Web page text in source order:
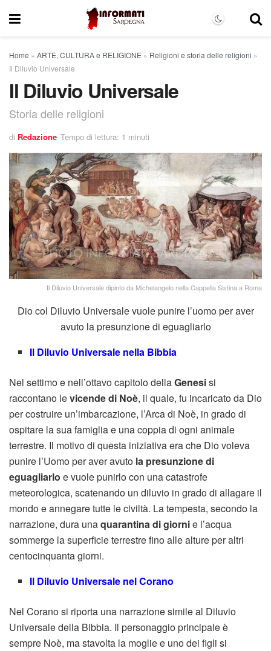
Home » ARTE, CULTURA e RELIGIONE » Religioni e storia delle religioni »
Il Diluvio Universale
Il Diluvio Universale
Storia delle religioni
di Redazione Tempo di lettura: 1 minuti
Il Diluvio Universale dipinto da Michelangelo nella Cappella Sistina a Roma
Dio col Diluvio Universale vuole punire l’uomo per aver
avuto la presunzione di eguagliarlo
Il Diluvio Universale nella Bibbia
Nel settimo e nell’ottavo capitolo dellaGenesisi
raccontano levicende di Noè, il quale, fu incaricato da Dio
per costruire un’imbarcazione, l’Arca di Noè, in grado di
ospitare la sua famiglia e una coppia di ogni animale
terrestre. Il motivo di questa iniziativa era che Dio voleva
punire l’Uomo per aver avuto la presunzione di
eguagliarlo e vuole punirlo con una catastrofe
meteorologica, scatenando un diluvio in grado di allagare il
mondo e annegare tutte le civiltà. La tempesta, secondo la
narrazione, dura unaquarantina di giornie l’acqua
sommerge la superficie terrestre fino alle alture per altri
centocinquanta giorni.
Il Diluvio Universale nel Corano
Nel Corano si riporta una narrazione simile al Diluvio
Universale della Bibbia. Il personaggio principale è
sempre Noè, ma stavolta la moglie e uno dei figli si